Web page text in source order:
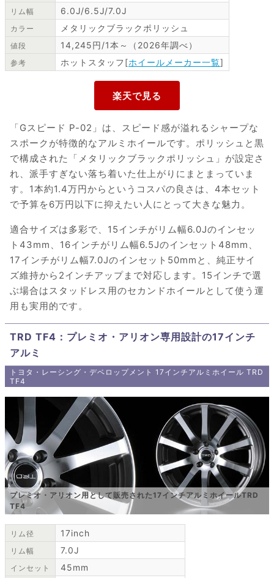
リム幅 6.0J/6.5J/7.0J
カラー メタリックブラックポリッシュ
値段 14,245円/1本～（2026年調べ）
参考 ホットスタッフ[ホイールメーカー一覧]
「Gスピード P-02」は、スピード感が溢れるシャープな
スポークが特徴的なアルミホイールです。ポリッシュと黒
で構成された「メタリックブラックポリッシュ」が設定さ
れ、派手すぎない落ち着いた仕上がりにまとまっていま
す。1本約1.4万円からというコスパの良さは、4本セット
で予算を6万円以下に抑えたい人にとって大きな魅力。
適合サイズは多彩で、15インチがリム幅6.0Jのインセッ
ト43mm、16インチがリム幅6.5Jのインセット48mm、
17インチがリム幅7.0Jのインセット50mmと、純正サイ
ズ維持から2インチアップまで対応します。15インチで選
ぶ場合はスタッドレス用のセカンドホイールとして使う運
用も実用的です。
TRD TF4：プレミオ・アリオン専用設計の17インチ
アルミ
トヨタ・レーシング・デベロップメント 17インチアルミホイール TRD
TF4
プレミオ・アリオン用として販売された17インチアルミホイールTRD
TF4
リム径 17inch
リム幅 7.0J
インセット 45mm